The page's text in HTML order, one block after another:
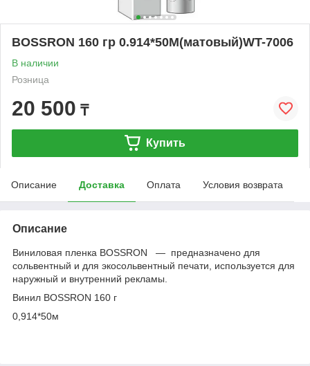
BOSSRON 160 гр 0.914*50M(матовый)WT-7006
В наличии
Розница
20 500 ₸
Купить
Описание Доставка Оплата Условия возврата
Описание
Виниловая пленка BOSSRON ― предназначено для
сольвентный и для экосольвентный печати, используется для
наружный и внутренний рекламы.
Винил BOSSRON 160 г
0,914*50м